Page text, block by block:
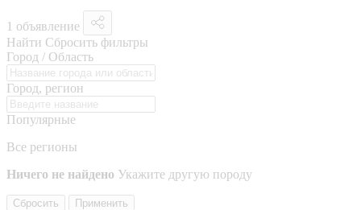
1 объявление
Найти Сбросить фильтры
Город / Область
Город, регион
Популярные
Все регионы
Ничего не найдено Укажите другую породу
Сбросить Применить